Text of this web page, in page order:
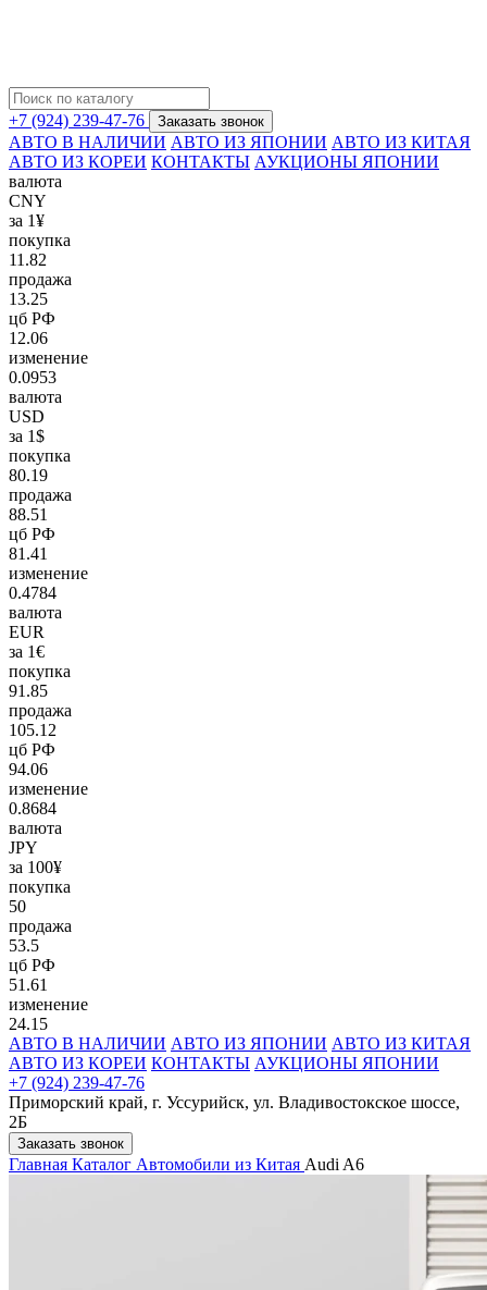
+7 (924) 239-47-76 Заказать звонок
АВТО В НАЛИЧИИ АВТО ИЗ ЯПОНИИ АВТО ИЗ КИТАЯ
АВТО ИЗ КОРЕИ КОНТАКТЫ АУКЦИОНЫ ЯПОНИИ
валюта
CNY
за 1¥
покупка
11.82
продажа
13.25
цб РФ
12.06
изменение
0.0953
валюта
USD
за 1$
покупка
80.19
продажа
88.51
цб РФ
81.41
изменение
0.4784
валюта
EUR
за 1€
покупка
91.85
продажа
105.12
цб РФ
94.06
изменение
0.8684
валюта
JPY
за 100¥
покупка
50
продажа
53.5
цб РФ
51.61
изменение
24.15
АВТО В НАЛИЧИИ АВТО ИЗ ЯПОНИИ АВТО ИЗ КИТАЯ
АВТО ИЗ КОРЕИ КОНТАКТЫ АУКЦИОНЫ ЯПОНИИ
+7 (924) 239-47-76
Приморский край, г. Уссурийск, ул. Владивостокское шоссе,
2Б
Заказать звонок
Главная Каталог Автомобили из Китая Audi A6